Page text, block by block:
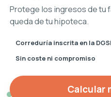
Protege los ingresos de tu
queda de tu hipoteca.
Correduría inscrita en la
Sin coste ni compromiso
Calcular